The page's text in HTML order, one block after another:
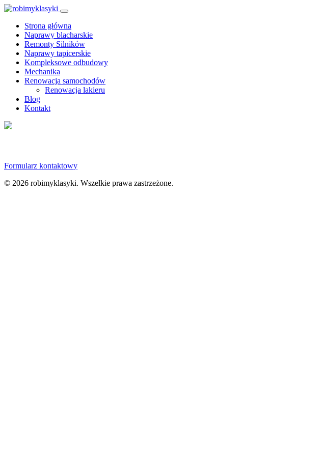
Strona główna
Naprawy blacharskie
Remonty Silników
Naprawy tapicerskie
Kompleksowe odbudowy
Mechanika
Renowacja samochodów
Renowacja lakieru
Blog
Kontakt
Formularz kontaktowy
© 2026 robimyklasyki. Wszelkie prawa zastrzeżone.